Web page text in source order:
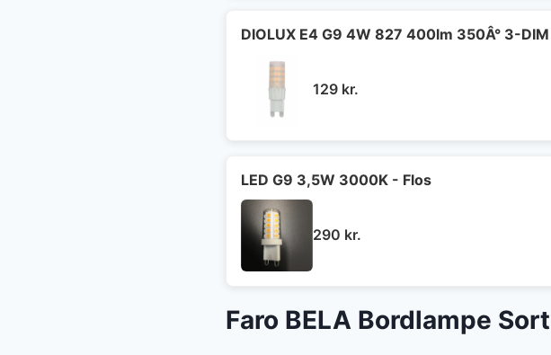
DIOLUX E4 G9 4W 827 400lm 350Â° 3-
129 kr.
LED G9 3,5W 3000K - Flos
290 kr.
Faro BELA Bordlampe